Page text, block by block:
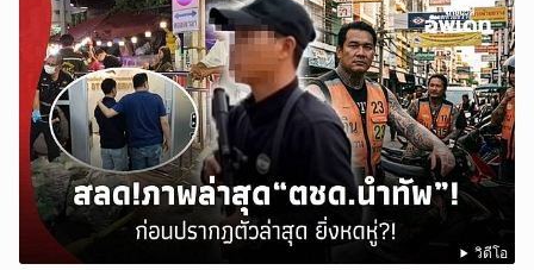
วิดีโอ